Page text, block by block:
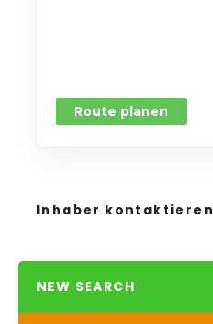
Route planen
Inhaber kontaktieren
NEW SEARCH